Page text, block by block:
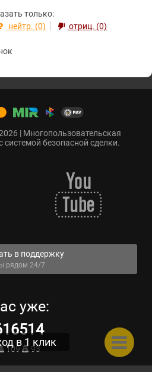
только:
нейтр. (0) отриц. (0)
| Многопользовательская
безопасной сделки.
в поддержку
рядом 24/7
уже:
109 93
в 1 клик